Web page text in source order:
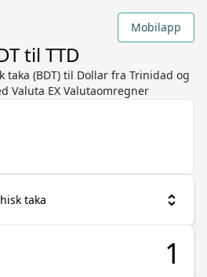
Mobilapp
til TTD
taka (BDT) til Dollar fra Trinidad og
Valuta EX Valutaomregner
taka